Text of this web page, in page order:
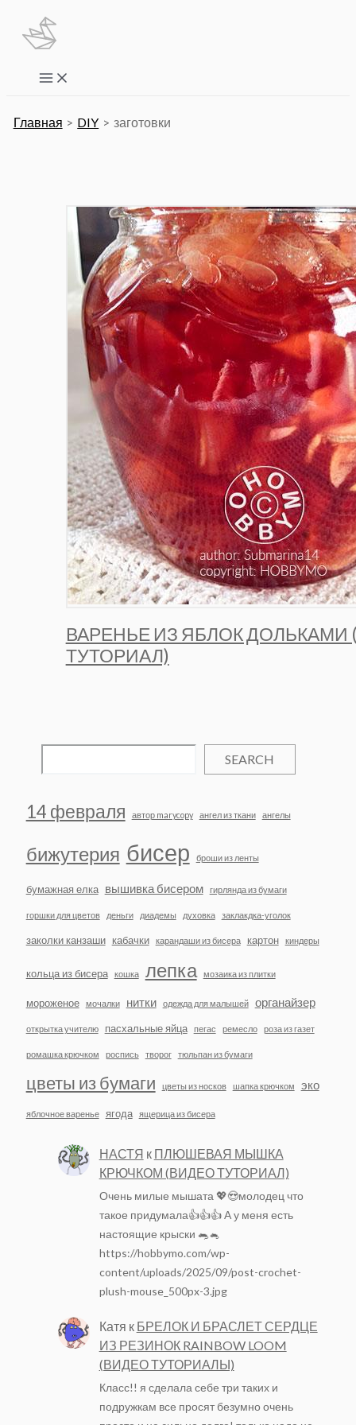
Перейти
содержимому
Main
Menu
Главная DIY заготовки
ВАРЕНЬЕ ИЗ ЯБЛОК ДОЛЬКАМИ
ТУТОРИАЛ)
SEARCH
14 февраля автор marycopy ангел из ткани ангелы
бижутерия бисер броши из ленты
бумажная елка вышивка бисером гирлянда из бумаги
горшки для цветов деньги диадемы духовка заклакдка-уголок
заколки канзаши кабачки карандаши из бисера картон киндеры
кольца из бисера кошка лепка мозаика из плитки
мороженое мочалки нитки одежда для малышей органайзер
открытка учителю пасхальные яйца пегас ремесло роза из газет
ромашка крючком роспись творог тюльпан из бумаги
цветы из бумаги цветы из носков шапка крючком эко
яблочное варенье ягода ящерица из бисера
НАСТЯ к ПЛЮШЕВАЯ МЫШКА
КРЮЧКОМ (ВИДЕО ТУТОРИАЛ)
Очень милые мышата 💖😍молодец что
такое придумала👍👍👍 А у меня есть
настоящие крыски 🐀🐁
https://hobbymo.com/wp-
content/uploads/2025/09/post-crochet-
plush-mouse_500px-3.jpg
Катя к БРЕЛОК И БРАСЛЕТ СЕРДЦЕ
ИЗ РЕЗИНОК RAINBOW LOOM
(ВИДЕО ТУТОРИАЛЫ)
Класс!! я сделала себе три таких и
подружкам все просят безумно очень